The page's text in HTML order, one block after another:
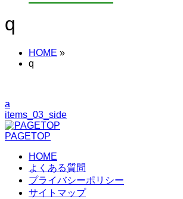
q
HOME »
q
a
items_03_side
PAGETOP
HOME
よくある質問
プライバシーポリシー
サイトマップ